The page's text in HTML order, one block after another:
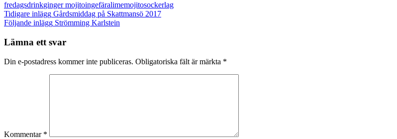
fredagsdrinkginger mojitoingefäralimemojitosockerlag
Inläggsnavigering
Tidigare inlägg Gårdsmiddag på Skattmansö 2017
Följande inlägg Strömming Karlstein
Lämna ett svar
Din e-postadress kommer inte publiceras. Obligatoriska fält är märkta *
Kommentar *